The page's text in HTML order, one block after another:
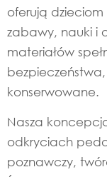
oferują
zabawy, nauki i
materiałów
konserwowane.
Nasza
odkryciach
poznawczy,